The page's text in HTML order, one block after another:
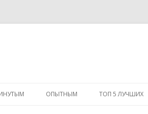
ОПЫТНЫМ ТОП 5 ЛУЧШИХ